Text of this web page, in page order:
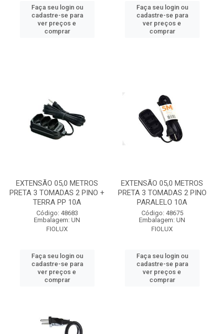
Faça seu login ou
cadastre-se para
ver preços e
comprar
Faça seu login ou
cadastre-se para
ver preços e
comprar
EXTENSÃO 05,0 METROS
PRETA 3 TOMADAS 2 PINO +
TERRA PP 10A
Código: 48683
Embalagem: UN
FIOLUX
Faça seu login ou
cadastre-se para
ver preços e
comprar
EXTENSÃO 05,0 METROS
PRETA 3 TOMADAS 2 PINO
PARALELO 10A
Código: 48675
Embalagem: UN
FIOLUX
Faça seu login ou
cadastre-se para
ver preços e
comprar